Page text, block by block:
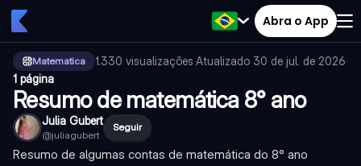
Abra o App
Matematica 1.330 visualizações·Atualizado 30 de jul. de 2026·
1 página
Resumo de matemática 8° ano
Julia Gubert
@juliagubert
Seguir
Resumo de algumas contas de matemática do 8° ano